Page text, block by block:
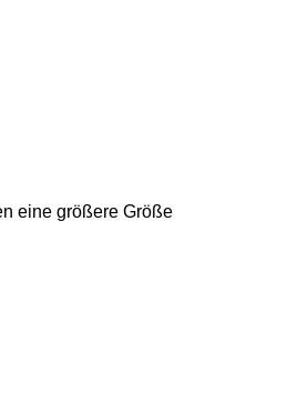
eine größere Größe